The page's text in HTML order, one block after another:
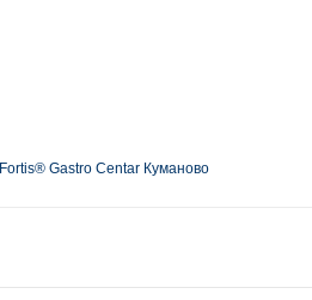
Fortis® Gastro Centar Куманово